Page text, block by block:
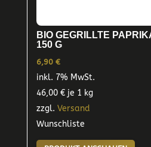
BIO GEGRILLTE
150 G
6,90 €
inkl. 7% MwSt.
46,00 €je 1 kg
zzgl. Versand
Wunschliste